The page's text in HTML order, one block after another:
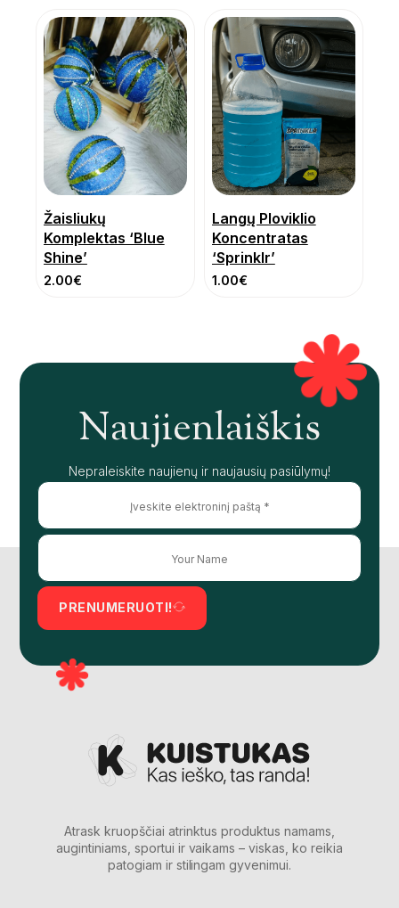
Žaisliukų
Komplektas ‘Blue
Shine’
2.00€
Langų Ploviklio
Koncentratas
‘Sprinklr’
1.00€
Naujienlaiškis
Nepraleiskite naujienų ir naujausių pasiūlymų!
PRENUMERUOTI!
Atrask kruopščiai atrinktus produktus namams,
augintiniams, sportui ir vaikams – viskas, ko reikia
patogiam ir stilingam gyvenimui.